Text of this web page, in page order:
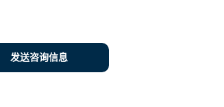
发送咨询信息